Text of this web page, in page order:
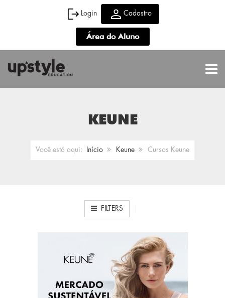
Login Cadastro
Área do Aluno
KEUNE
Você está aqui: Início Keune Cursos Keune
FILTERS